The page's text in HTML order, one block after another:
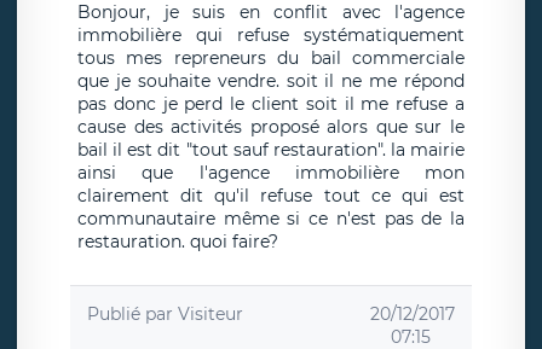
Bonjour, je suis en conflit avec l'agence
immobilière qui refuse systématiquement
tous mes repreneurs du bail commerciale
que je souhaite vendre. soit il ne me répond
pas donc je perd le client soit il me refuse a
cause des activités proposé alors que sur le
bail il est dit "tout sauf restauration". la mairie
ainsi que l'agence immobilière mon
clairement dit qu'il refuse tout ce qui est
communautaire même si ce n'est pas de la
restauration. quoi faire?
Publié par Visiteur
20/12/2017
07:15